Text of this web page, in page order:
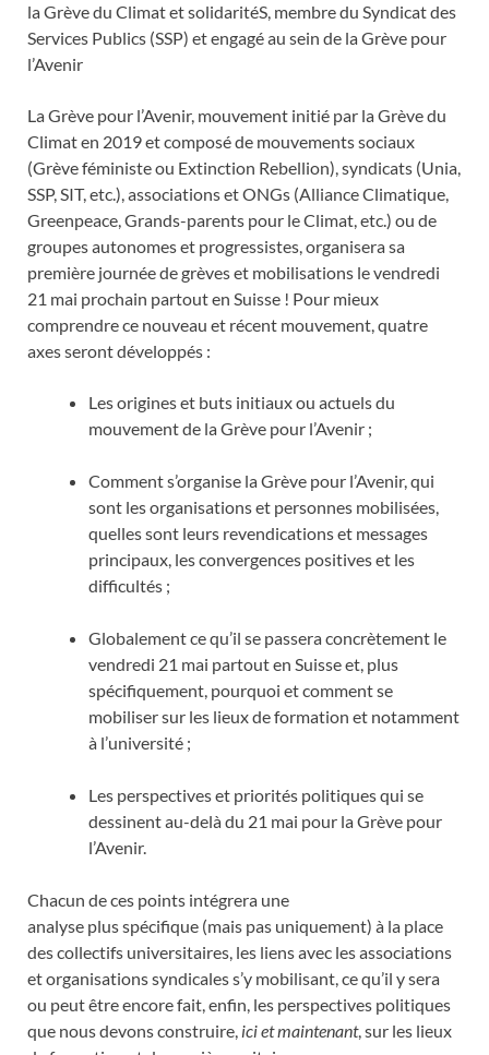
la Grève du Climat et solidaritéS, membre du Syndicat des
Services Publics (SSP) et engagé au sein de la Grève pour
l’Avenir
La Grève pour l’Avenir, mouvement initié par la Grève du
Climat en 2019 et composé de mouvements sociaux
(Grève féministe ou Extinction Rebellion), syndicats (Unia,
SSP, SIT, etc.), associations et ONGs (Alliance Climatique,
Greenpeace, Grands-parents pour le Climat, etc.) ou de
groupes autonomes et progressistes, organisera sa
première journée de grèves et mobilisations le vendredi
21 mai prochain partout en Suisse ! Pour mieux
comprendre ce nouveau et récent mouvement, quatre
axes seront développés :
Les origines et buts initiaux ou actuels du
mouvement de la Grève pour l’Avenir ;
Comment s’organise la Grève pour l’Avenir, qui
sont les organisations et personnes mobilisées,
quelles sont leurs revendications et messages
principaux, les convergences positives et les
difficultés ;
Globalement ce qu’il se passera concrètement le
vendredi 21 mai partout en Suisse et, plus
spécifiquement, pourquoi et comment se
mobiliser sur les lieux de formation et notamment
à l’université ;
Les perspectives et priorités politiques qui se
dessinent au-delà du 21 mai pour la Grève pour
l’Avenir.
Chacun de ces points intégrera une
analyse plus spécifique (mais pas uniquement) à la place
des collectifs universitaires, les liens avec les associations
et organisations syndicales s’y mobilisant, ce qu’il y sera
ou peut être encore fait, enfin, les perspectives politiques
que nous devons construire, ici et maintenant, sur les lieux